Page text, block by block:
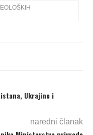
Ukrajine i
naredni članak